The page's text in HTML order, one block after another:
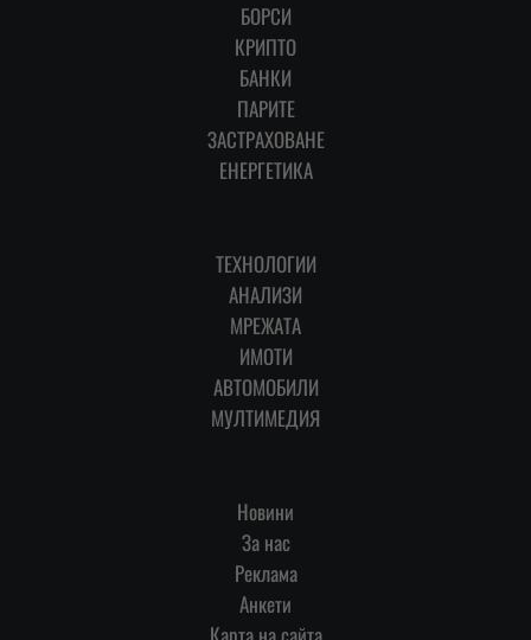
БОРСИ
КРИПТО
БАНКИ
ПАРИТЕ
ЗАСТРАХОВАНЕ
ЕНЕРГЕТИКА
ТЕХНОЛОГИИ
АНАЛИЗИ
МРЕЖАТА
ИМОТИ
АВТОМОБИЛИ
МУЛТИМЕДИЯ
Новини
За нас
Реклама
Анкети